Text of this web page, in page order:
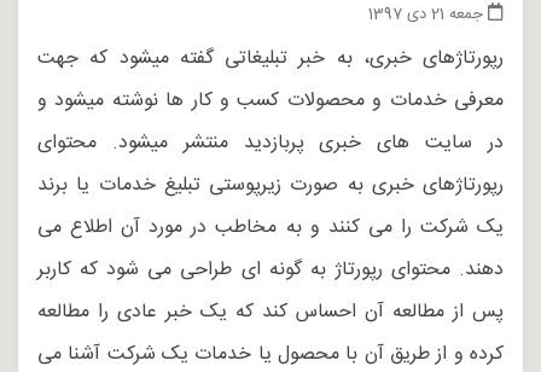
جمعه 21 دی 1397
رپورتاژهای خبری، به خبر تبلیغاتی گفته میشود که جهت
معرفی خدمات و محصولات کسب و کار ها نوشته میشود و
در سایت های خبری پربازدید منتشر میشود. محتوای
رپورتاژهای خبری به صورت زیرپوستی تبلیغ خدمات یا برند
یک شرکت را می کنند و به مخاطب در مورد آن اطلاع می
دهند. محتوای رپورتاژ به گونه ای طراحی می شود که کاربر
پس از مطالعه آن احساس کند که یک خبر عادی را مطالعه
کرده و از طریق آن با محصول یا خدمات یک شرکت آشنا می